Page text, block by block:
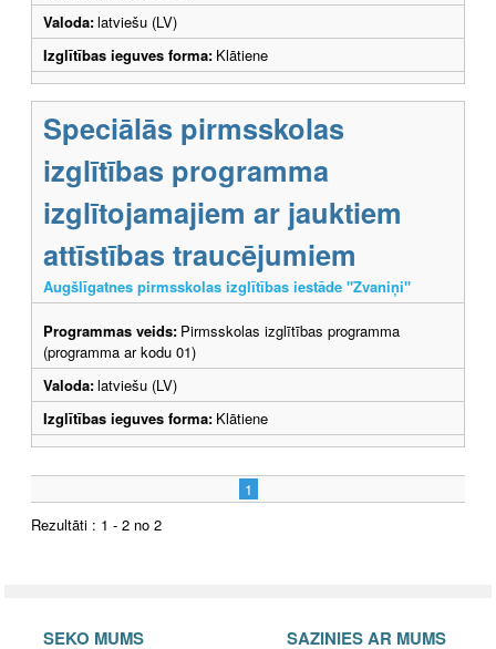
Valoda:latviešu (LV)
Izglītības ieguves forma: Klātiene
Speciālās pirmsskolas
izglītības programma
izglītojamajiem ar jauktiem
attīstības traucējumiem
Augšlīgatnes pirmsskolas izglītības iestāde "Zvaniņi"
Programmas veids: Pirmsskolas izglītības programma
(programma ar kodu 01)
Valoda:latviešu (LV)
Izglītības ieguves forma: Klātiene
1
Rezultāti : 1 - 2 no 2
SEKO MUMS SAZINIES AR MUMS